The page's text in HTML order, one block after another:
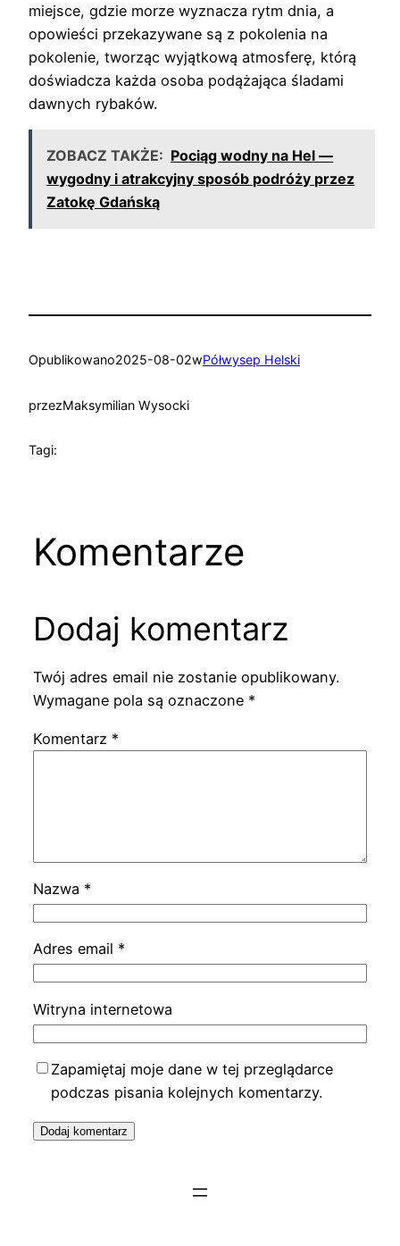
miejsce, gdzie morze wyznacza rytm dnia, a
opowieści przekazywane są z pokolenia na
pokolenie, tworząc wyjątkową atmosferę, którą
doświadcza każda osoba podążająca śladami
dawnych rybaków.
ZOBACZ TAKŻE: Pociąg wodny na Hel —
wygodny i atrakcyjny sposób podróży przez
Zatokę Gdańską
Opublikowano2025-08-02wPółwysep Helski
przezMaksymilian Wysocki
Tagi:
Komentarze
Dodaj komentarz
Twój adres email nie zostanie opublikowany.
Wymagane pola są oznaczone *
Komentarz *
Nazwa *
Adres email *
Witryna internetowa
Zapamiętaj moje dane w tej przeglądarce
podczas pisania kolejnych komentarzy.